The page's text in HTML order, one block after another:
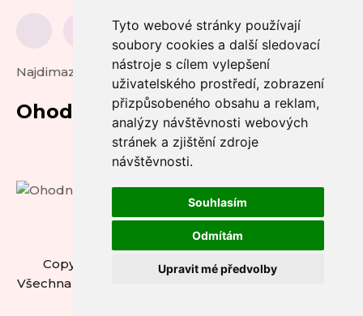
Tyto webové stránky používají
soubory cookies a další sledovací
nástroje s cílem vylepšení
uživatelského prostředí, zobrazení
přizpůsobeného obsahu a reklam,
analýzy návštěvnosti webových
stránek a zjištění zdroje
návštěvnosti.
Souhlasím
Odmítám
Upravit mé předvolby
Najdimazlicka.cz
Ohodnoťte nás
Copyright © 2026 ZASTAVME UTRPENÍ z.s. -
Všechna práva vyhrazena.